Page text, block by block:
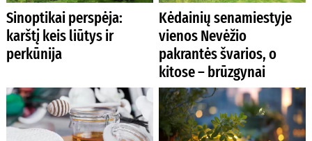
Sinoptikai perspėja:
karštį keis liūtys ir
perkūnija
Kėdainių senamiestyje
vienos Nevėžio
pakrantės švarios, o
kitose – brūzgynai